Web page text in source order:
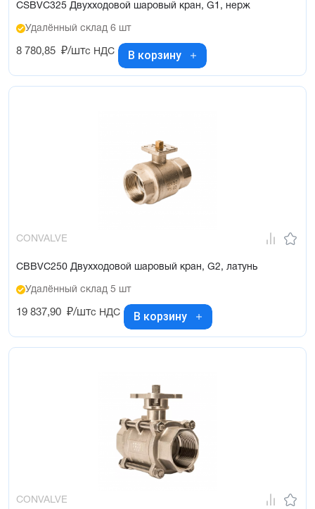
CSBVC325 Двухходовой шаровый кран, G1, нерж
Удалённый склад 6 шт
8 780,85 ₽/штс НДС В корзину
CONVALVE
CBBVC250 Двухходовой шаровый кран, G2, латунь
Удалённый склад 5 шт
19 837,90 ₽/штс НДС В корзину
CONVALVE